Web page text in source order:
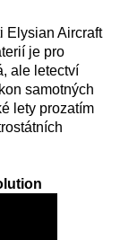
Elysian Aircraft
je pro
ale letectví
samotných
lety prozatím